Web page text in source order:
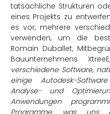
tatsächliche Strukturen
eines Projekts zu
es vor, mehrere
verwenden, um die
Romain Duballet,
Bauunternehmens
verschiedene Software,
einige Autodesk-
Analyse- und
Anwendungen
Programme, was uns